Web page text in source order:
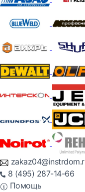
8 (495) 287-14-66
Помощь